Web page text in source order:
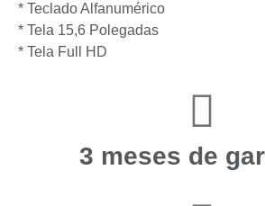
* Teclado Alfanumérico
* Tela 15,6 Polegadas
* ⁠Tela Full HD
3 meses de